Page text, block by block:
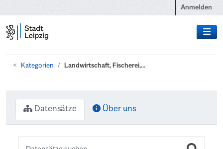
Anmelden
Kategorien Landwirtschaft, Fischerei,...
Datensätze Über uns